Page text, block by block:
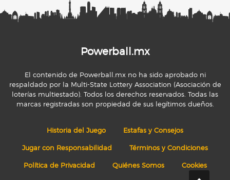
Powerball.mx
El contenido de Powerball.mx no ha sido aprobado ni
respaldado por la Multi-State Lottery Association (Asociación de
loterías multiestado). Todos los derechos reservados. Todas las
marcas registradas son propiedad de sus legítimos dueños.
Historia del Juego Estafas y Consejos
Jugar con Responsabilidad Términos y Condiciones
Política de Privacidad Quiénes Somos Cookies